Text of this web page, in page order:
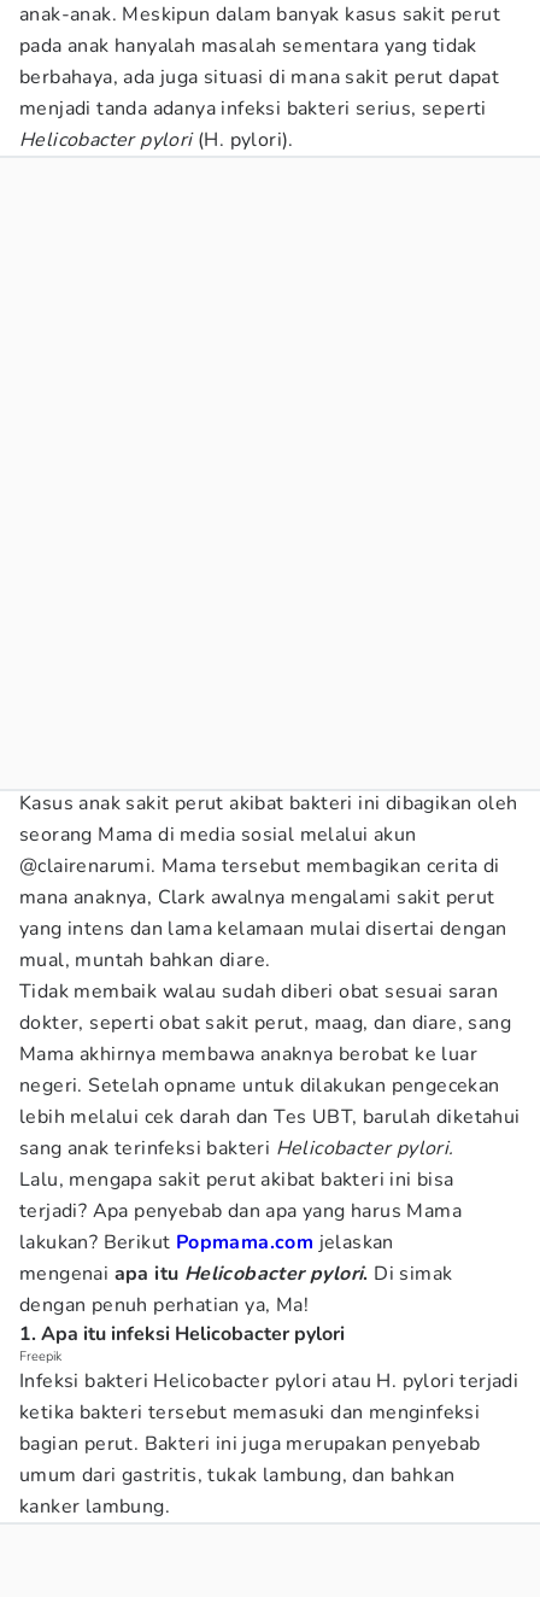
anak-anak. Meskipun dalam banyak kasus sakit perut
pada anak hanyalah masalah sementara yang tidak
berbahaya, ada juga situasi di mana sakit perut dapat
menjadi tanda adanya infeksi bakteri serius, seperti
Helicobacter pylori(H. pylori).
Kasus anak sakit perut akibat bakteri ini dibagikan oleh
seorang Mama di media sosial melalui akun
@clairenarumi. Mama tersebut membagikan cerita di
mana anaknya, Clark awalnya mengalami sakit perut
yang intens dan lama kelamaan mulai disertai dengan
mual, muntah bahkan diare.
Tidak membaik walau sudah diberi obat sesuai saran
dokter, seperti obat sakit perut, maag, dan diare, sang
Mama akhirnya membawa anaknya berobat ke luar
negeri. Setelah opname untuk dilakukan pengecekan
lebih melalui cek darah dan Tes UBT, barulah diketahui
sang anak terinfeksi bakteri Helicobacter pylori.
Lalu, mengapa sakit perut akibat bakteri ini bisa
terjadi? Apa penyebab dan apa yang harus Mama
lakukan? Berikut Popmama.com jelaskan
mengenai apa itu Helicobacter pylori. Di simak
dengan penuh perhatian ya, Ma!
1. Apa itu infeksi Helicobacter pylori
Freepik
Infeksi bakteri Helicobacter pylori atau H. pylori terjadi
ketika bakteri tersebut memasuki dan menginfeksi
bagian perut. Bakteri ini juga merupakan penyebab
umum dari gastritis, tukak lambung, dan bahkan
kanker lambung.